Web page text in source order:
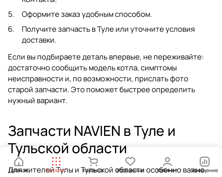
Оформите заказ удобным способом.
Получите запчасть в Туле или уточните условия
доставки.
Если вы подбираете деталь впервые, не переживайте:
достаточно сообщить модель котла, симптомы
неисправности и, по возможности, прислать фото
старой запчасти. Это поможет быстрее определить
нужный вариант.
Запчасти NAVIEN в Туле и
Тульской области
Для жителей Тулы и Тульской области особенно важно,
Главная Каталог Корзина Избранные Кабинет Сравнение